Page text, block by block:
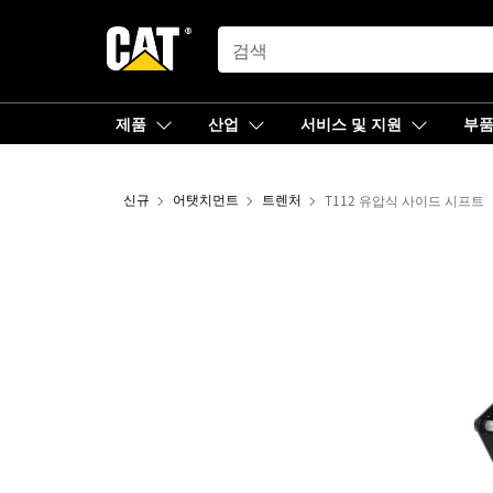
SEARCH
제품 산업 서비스 및 지원 부품
신규 어탯치먼트 트렌처 T112 유압식 사이드 시프트